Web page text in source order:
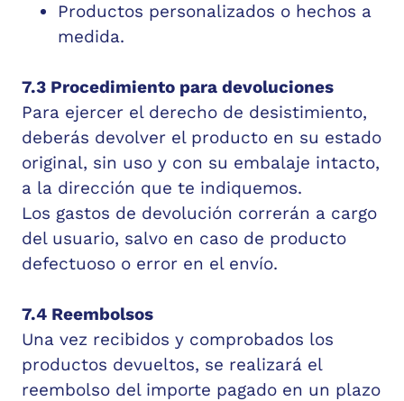
Productos personalizados o hechos a
medida.
7.3 Procedimiento para devoluciones
Para ejercer el derecho de desistimiento,
deberás devolver el producto en su estado
original, sin uso y con su embalaje intacto,
a la dirección que te indiquemos.
Los gastos de devolución correrán a cargo
del usuario, salvo en caso de producto
defectuoso o error en el envío.
7.4 Reembolsos
Una vez recibidos y comprobados los
productos devueltos, se realizará el
reembolso del importe pagado en un plazo